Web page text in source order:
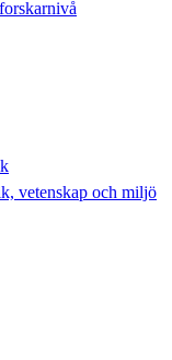
vetenskap och miljö